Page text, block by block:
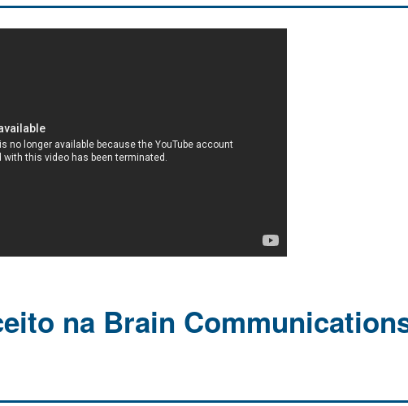
na Brain